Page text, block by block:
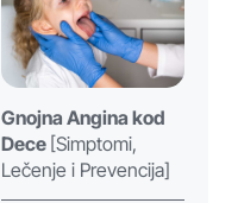
Gnojna Angina kod
Dece [Simptomi,
Lečenje i Prevencija]